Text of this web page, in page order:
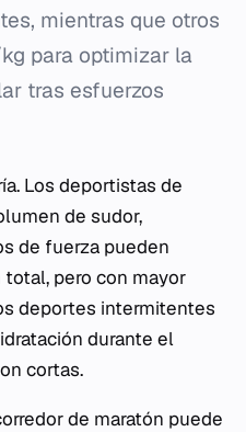
mientras que otros
para optimizar la
tras esfuerzos
Los deportistas de
de sudor,
de fuerza pueden
pero con mayor
deportes intermitentes
durante el
cortas.
de maratón puede